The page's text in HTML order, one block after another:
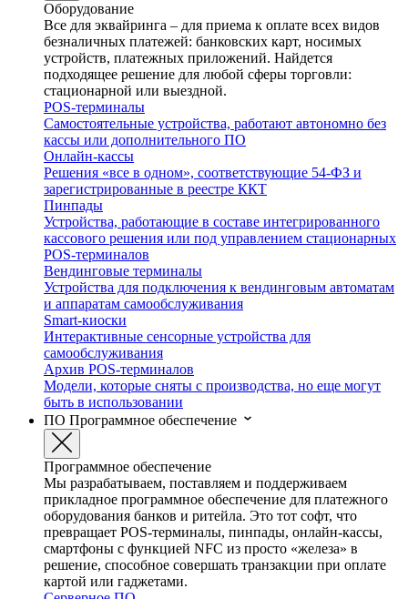
Оборудование
Все для эквайринга – для приема к оплате всех видов
безналичных платежей: банковских карт, носимых
устройств, платежных приложений. Найдется
подходящее решение для любой сферы торговли:
стационарной или выездной.
POS-терминалы
Самостоятельные устройства, работают автономно без
кассы или дополнительного ПО
Онлайн-кассы
Решения «все в одном», соответствующие 54-ФЗ и
зарегистрированные в реестре ККТ
Пинпады
Устройства, работающие в составе интегрированного
кассового решения или под управлением стационарных
POS-терминалов
Вендинговые терминалы
Устройства для подключения к вендинговым автоматам
и аппаратам самообслуживания
Smart-киоски
Интерактивные сенсорные устройства для
самообслуживания
Архив POS-терминалов
Модели, которые сняты с производства, но еще могут
быть в использовании
ПО Программное обеспечение
Программное обеспечение
Мы разрабатываем, поставляем и поддерживаем
прикладное программное обеспечение для платежного
оборудования банков и ритейла. Это тот софт, что
превращает POS-терминалы, пинпады, онлайн-кассы,
смартфоны с функцией NFC из просто «железа» в
решение, способное совершать транзакции при оплате
картой или гаджетами.